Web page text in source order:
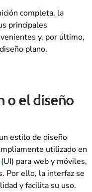
completa, la
principales
y, por último,
plano.
o el diseño
estilo de diseño
utilizado en
(UI) para web y móviles,
Por ello, la interfaz se
y facilita su uso.